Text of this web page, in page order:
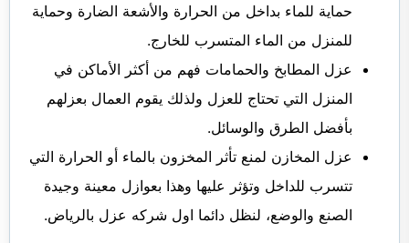
حماية للماء بداخل من الحرارة والأشعة الضارة وحماية
للمنزل من الماء المتسرب للخارج.
عزل المطابخ والحمامات فهم من أكثر الأماكن في
المنزل التي تحتاج للعزل ولذلك يقوم العمال بعزلهم
بأفضل الطرق والوسائل.
عزل المخازن لمنع تأثر المخزون بالماء أو الحرارة التي
تتسرب للداخل وتؤثر عليها وهذا بعوازل معينة وجيدة
الصنع والوضع، لنظل دائما اول شركه عزل بالرياض.